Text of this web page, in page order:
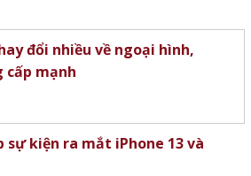
đổi nhiều về ngoại hình,
cấp mạnh
kiện ra mắt iPhone 13 và